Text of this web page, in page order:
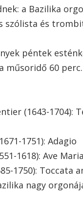
a Bazilika
szólista és
péntek
műsoridő 60 perc.
(1643-1704):
1751): Adagio
1618): Ave Maria
1750): Toccata
nagy